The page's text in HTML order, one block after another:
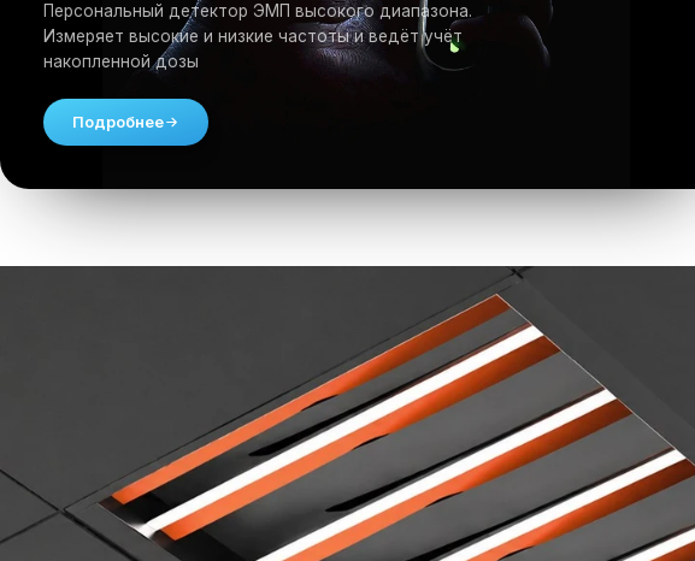
Персональный детектор ЭМП высокого диапазона.
Измеряет высокие и низкие частоты и ведёт учёт
накопленной дозы
Подробнее